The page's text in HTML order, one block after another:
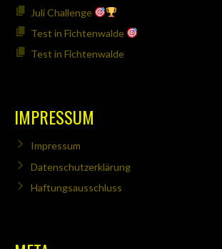
Juli Challenge
Test in Fichtenwalde
Test in Fichtenwalde
IMPRESSUM
Impressum
Datenschutzerklärung
Haftungsausschluss